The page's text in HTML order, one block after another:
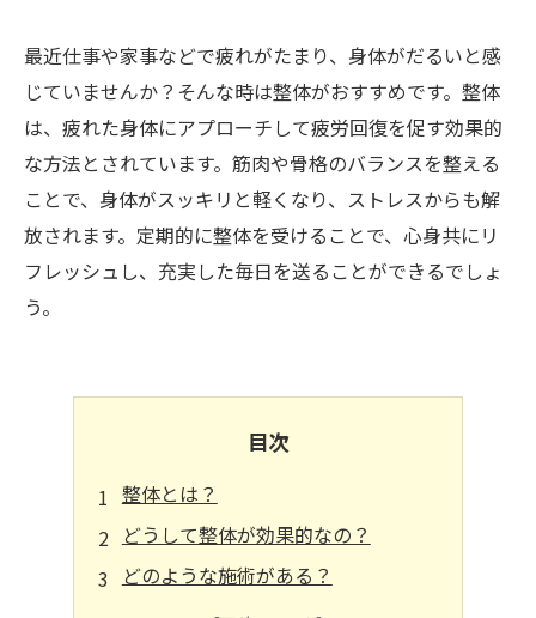
最近仕事や家事などで疲れがたまり、身体がだるいと感
じていませんか？そんな時は整体がおすすめです。整体
は、疲れた身体にアプローチして疲労回復を促す効果的
な方法とされています。筋肉や骨格のバランスを整える
ことで、身体がスッキリと軽くなり、ストレスからも解
放されます。定期的に整体を受けることで、心身共にリ
フレッシュし、充実した毎日を送ることができるでしょ
う。
目次
整体とは？
どうして整体が効果的なの？
どのような施術がある？